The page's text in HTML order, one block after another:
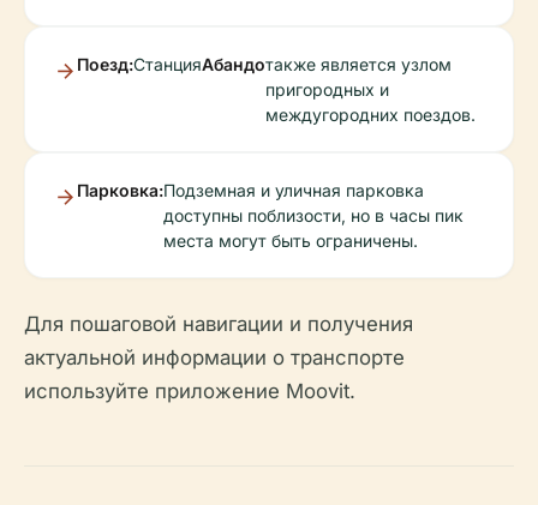
Поезд:СтанцияАбандотакже является узлом
пригородных и
междугородних поездов.
Парковка:Подземная и уличная парковка
доступны поблизости, но в часы пик
места могут быть ограничены.
Для пошаговой навигации и получения
актуальной информации о транспорте
используйте приложение Moovit.